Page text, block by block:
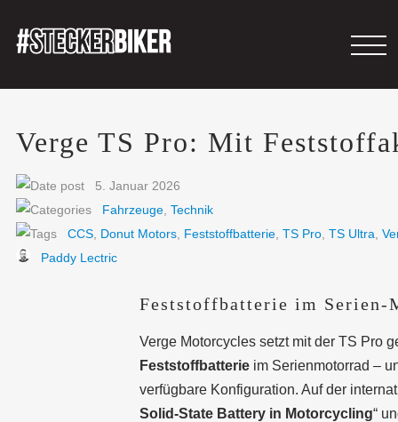
Verge TS Pro: Mit
5. Januar 2026
Fahrzeuge Technik
CCS Donut Motors Feststoffbatterie TS Pro TS Ultra
Paddy Lectric
Feststoffbatterie im Serien-
Verge Motorcycles setzt mit der TS Pro
Feststoffbatterie im Serienmotorrad –
verfügbare Konfiguration. Auf der
Solid-State Battery in Motorcycling“